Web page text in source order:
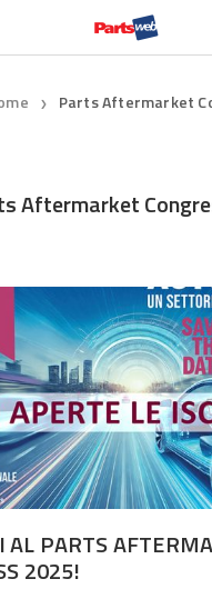
❯ Parts Aftermarket
Aftermarket
AL PARTS
2025!